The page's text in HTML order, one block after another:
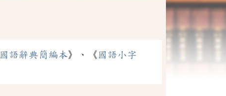
國語辭典簡編本》、《 國語小字